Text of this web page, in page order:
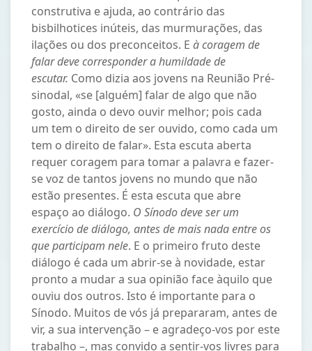
construtiva e ajuda, ao contrário das
bisbilhotices inúteis, das murmurações, das
ilações ou dos preconceitos. E à coragem de
falar deve corresponder a humildade de
escutar. Como dizia aos jovens na Reunião Pré-
sinodal, «se [alguém] falar de algo que não
gosto, ainda o devo ouvir melhor; pois cada
um tem o direito de ser ouvido, como cada um
tem o direito de falar». Esta escuta aberta
requer coragem para tomar a palavra e fazer-
se voz de tantos jovens no mundo que não
estão presentes. É esta escuta que abre
espaço ao diálogo. O Sínodo deve ser um
exercício de diálogo, antes de mais nada entre os
que participam nele. E o primeiro fruto deste
diálogo é cada um abrir-se à novidade, estar
pronto a mudar a sua opinião face àquilo que
ouviu dos outros. Isto é importante para o
Sínodo. Muitos de vós já prepararam, antes de
vir, a sua intervenção – e agradeço-vos por este
trabalho –, mas convido a sentir-vos livres para